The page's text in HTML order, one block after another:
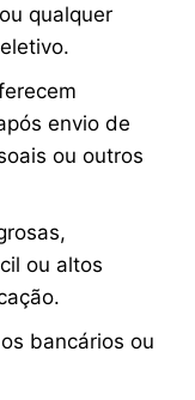
qualquer
envio de
ou outros
ou altos
bancários ou